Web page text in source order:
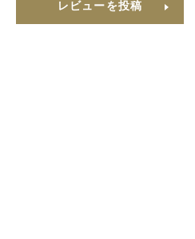
レビューを投稿